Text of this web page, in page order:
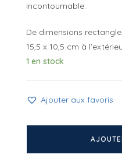
incontournable.
De dimensions
15,5 x 10,5 cm à
1 en stock
Ajouter aux favoris
Mini